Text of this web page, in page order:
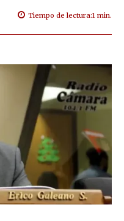
Tiempo de lectura:1 min.